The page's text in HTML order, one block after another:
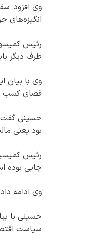
وی افزود:
انگیزه‌های
رئیس
طرف دیگر
وی با بیان
فضای کسب و
بود یعنی
رئیس
جایی بوده
وی ادامه
حسینی با
سیاست